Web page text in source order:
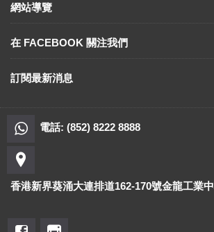
網站導覽
在 FACEBOOK 關注我們
訂閱最新消息
電話: (852) 8222 8888
香港新界葵涌大連排道162-170號金龍工業